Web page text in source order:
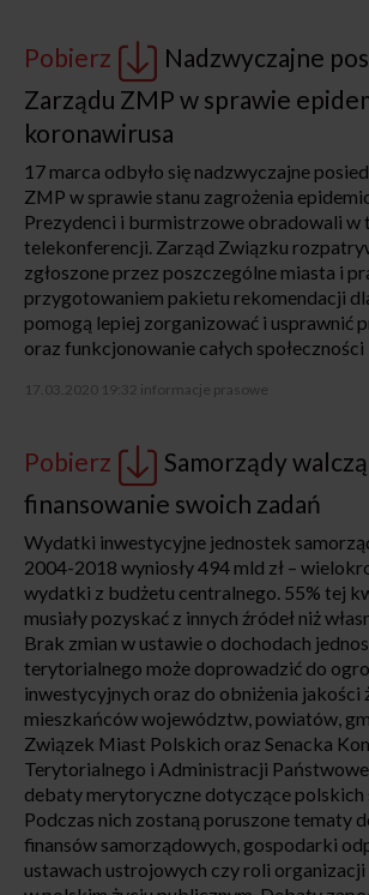
Pobierz
Nadzwyczajne
Zarządu ZMP w sprawie
koronawirusa
17 marca odbyło się nadzwyczajne
ZMP w sprawie stanu zagrożenia
Prezydenci i burmistrzowe obradowali w
telekonferencji. Zarząd Związku
zgłoszone przez poszczególne miasta i
przygotowaniem pakietu rekomendacji
pomogą lepiej zorganizować i usprawnić
oraz funkcjonowanie całych społeczności
17.03.2020 19:32 informacje prasowe
Pobierz
Samorządy
finansowanie swoich zadań
Wydatki inwestycyjne jednostek
2004-2018 wyniosły 494 mld zł –
wydatki z budżetu centralnego. 55% tej
musiały pozyskać z innych źródeł niż
Brak zmian w ustawie o dochodach
terytorialnego może doprowadzić do
inwestycyjnych oraz do obniżenia jakości
mieszkańców województw, powiatów,
Związek Miast Polskich oraz Senacka
Terytorialnego i Administracji
debaty merytoryczne dotyczące polskich
Podczas nich zostaną poruszone tematy
finansów samorządowych, gospodarki
ustawach ustrojowych czy roli